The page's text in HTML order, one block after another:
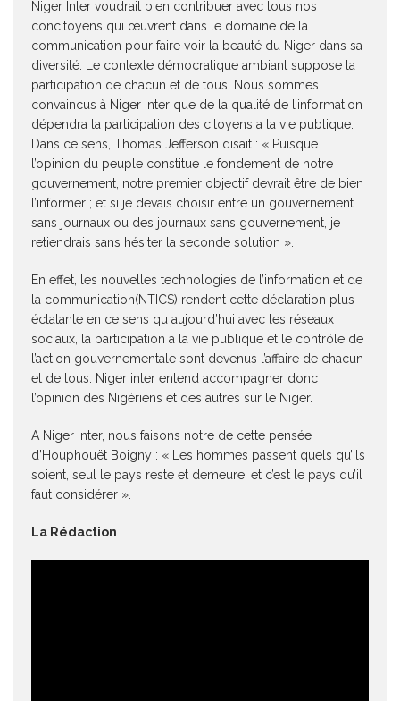
Niger Inter voudrait bien contribuer avec tous nos
concitoyens qui œuvrent dans le domaine de la
communication pour faire voir la beauté du Niger dans sa
diversité. Le contexte démocratique ambiant suppose la
participation de chacun et de tous. Nous sommes
convaincus à Niger inter que de la qualité de l’information
dépendra la participation des citoyens a la vie publique.
Dans ce sens, Thomas Jefferson disait : « Puisque
l’opinion du peuple constitue le fondement de notre
gouvernement, notre premier objectif devrait être de bien
l’informer ; et si je devais choisir entre un gouvernement
sans journaux ou des journaux sans gouvernement, je
retiendrais sans hésiter la seconde solution ».
En effet, les nouvelles technologies de l’information et de
la communication(NTICS) rendent cette déclaration plus
éclatante en ce sens qu aujourd’hui avec les réseaux
sociaux, la participation a la vie publique et le contrôle de
l’action gouvernementale sont devenus l’affaire de chacun
et de tous. Niger inter entend accompagner donc
l’opinion des Nigériens et des autres sur le Niger.
A Niger Inter, nous faisons notre de cette pensée
d’Houphouët Boigny : « Les hommes passent quels qu’ils
soient, seul le pays reste et demeure, et c’est le pays qu’il
faut considérer ».
La Rédaction